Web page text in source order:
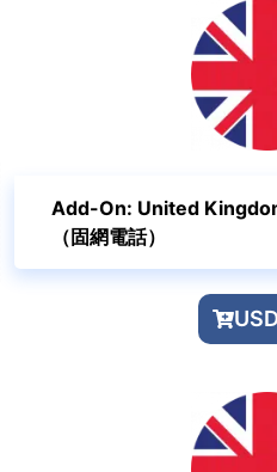
Add-On: United
（固網電話）